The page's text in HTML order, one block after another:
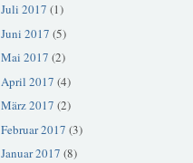
Juli 2017 (1)
Juni 2017 (5)
Mai 2017 (2)
April 2017 (4)
März 2017 (2)
Februar 2017 (3)
Januar 2017 (8)